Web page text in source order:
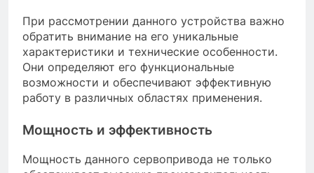
При рассмотрении данного устройства важно
обратить внимание на его уникальные
характеристики и технические особенности.
Они определяют его функциональные
возможности и обеспечивают эффективную
работу в различных областях применения.
Мощность и эффективность
Мощность данного сервопривода не только